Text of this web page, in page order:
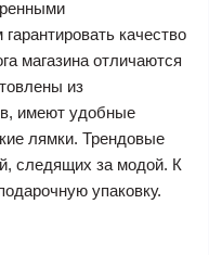
качество
магазина отличаются
из
имеют удобные
лямки. Трендовые
следящих за модой. К
упаковку.